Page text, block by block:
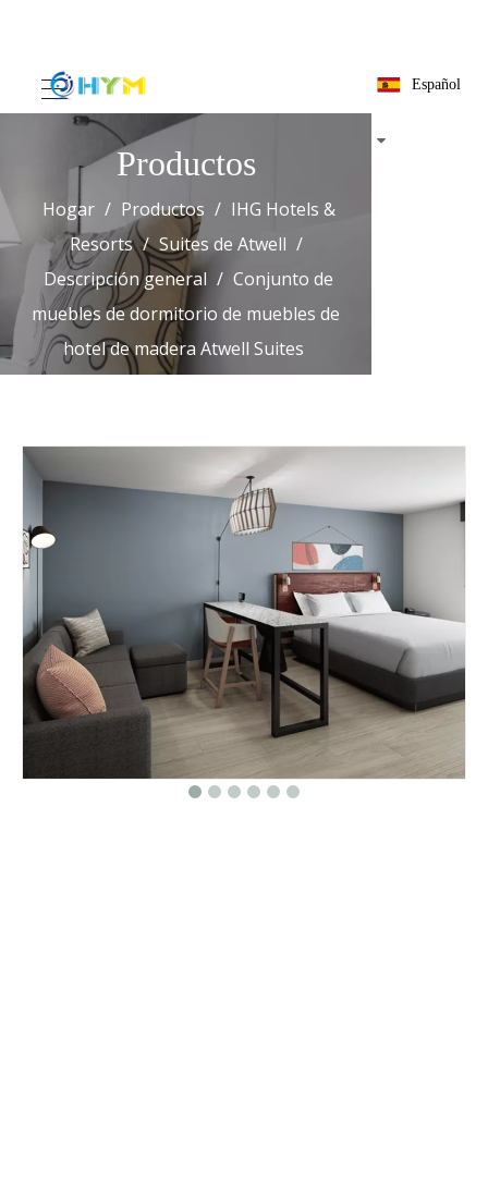
Español
Productos
Hogar / Productos / IHG Hotels &
Resorts / Suites de Atwell /
Descripción general / Conjunto de
muebles de dormitorio de muebles de
hotel de madera Atwell Suites